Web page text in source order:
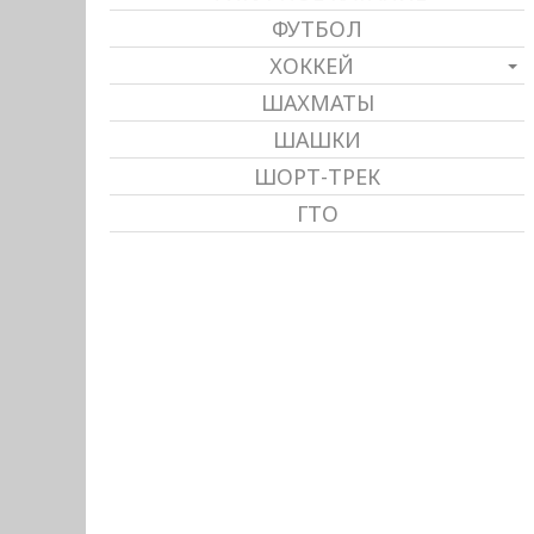
ФУТБОЛ
ХОККЕЙ
ШАХМАТЫ
ШАШКИ
ШОРТ-ТРЕК
ГТО